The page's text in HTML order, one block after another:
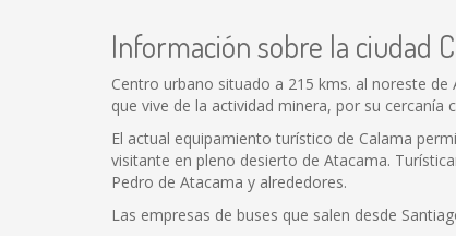
Información sobre la ciudad
Centro urbano situado a 215 kms. al noreste de
que vive de la actividad minera, por su
El actual equipamiento turístico de Calama
visitante en pleno desierto de Atacama.
Pedro de Atacama y alrededores.
Las empresas de buses que salen desde